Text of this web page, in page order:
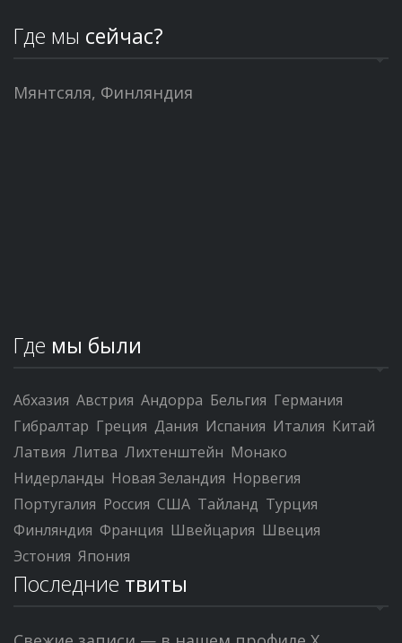
Где мы сейчас?
Мянтсяля, Финляндия
Где мы были
Абхазия Австрия Андорра Бельгия Германия
Гибралтар Греция Дания Испания Италия Китай
Латвия Литва Лихтенштейн Монако
Нидерланды Новая Зеландия Норвегия
Португалия Россия США Тайланд Турция
Финляндия Франция Швейцария Швеция
Эстония Япония
Последние твиты